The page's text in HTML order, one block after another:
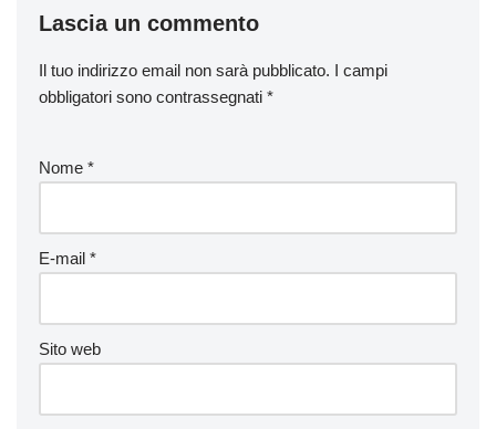
Lascia un commento
Il tuo indirizzo email non sarà pubblicato. I campi
obbligatori sono contrassegnati *
Nome *
E-mail *
Sito web